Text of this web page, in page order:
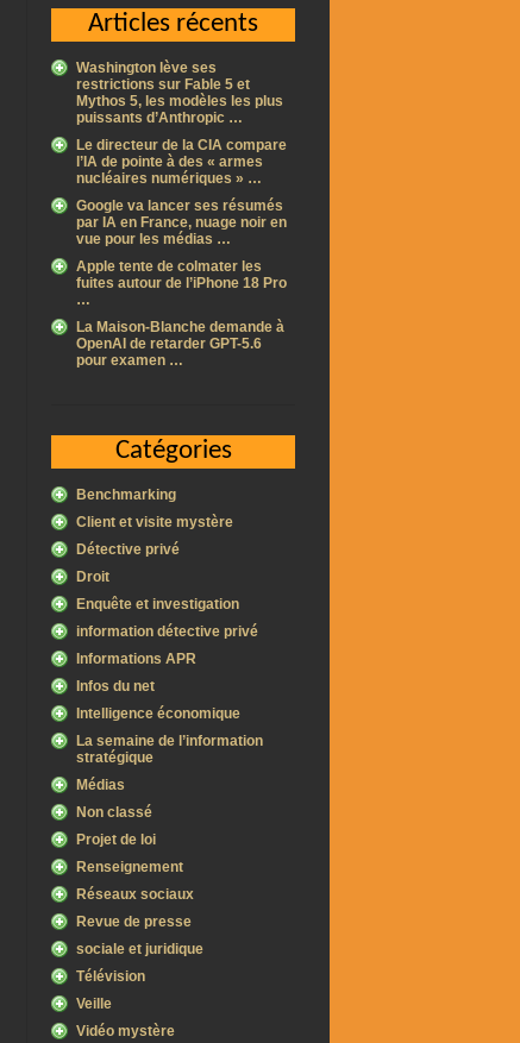
Articles récents
Washington lève ses
restrictions sur Fable 5 et
Mythos 5, les modèles les plus
puissants d’Anthropic …
Le directeur de la CIA compare
l’IA de pointe à des « armes
nucléaires numériques » …
Google va lancer ses résumés
par IA en France, nuage noir en
vue pour les médias …
Apple tente de colmater les
fuites autour de l’iPhone 18 Pro
…
La Maison-Blanche demande à
OpenAI de retarder GPT-5.6
pour examen …
Catégories
Benchmarking
Client et visite mystère
Détective privé
Droit
Enquête et investigation
information détective privé
Informations APR
Infos du net
Intelligence économique
La semaine de l’information
stratégique
Médias
Non classé
Projet de loi
Renseignement
Réseaux sociaux
Revue de presse
sociale et juridique
Télévision
Veille
Vidéo mystère